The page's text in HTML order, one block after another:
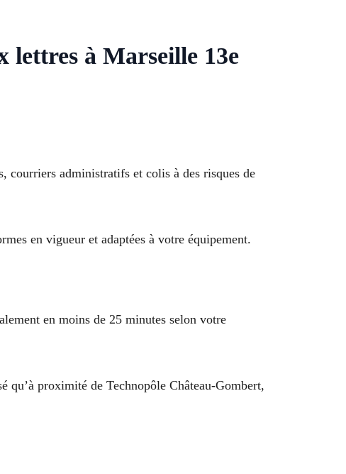
à Marseille 13e
courriers administratifs et colis à des risques de
en vigueur et adaptées à votre équipement.
en moins de 25 minutes selon votre
qu’à proximité de Technopôle Château-Gombert,